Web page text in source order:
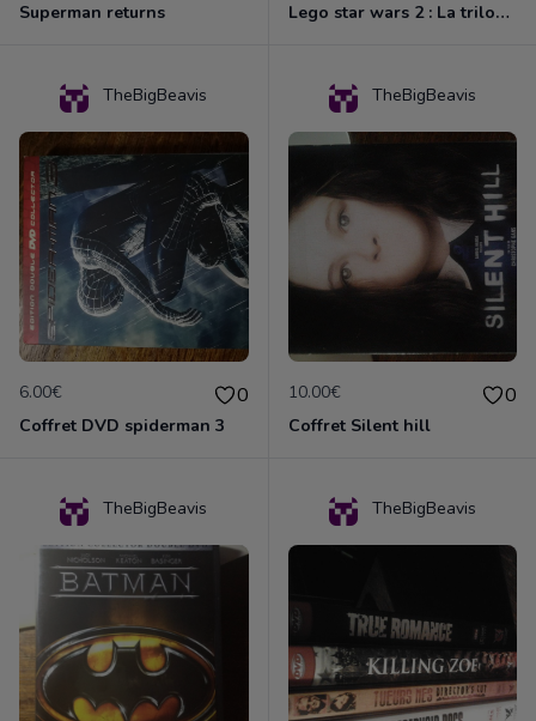
Superman returns Lego star wars 2 : La trilogie originale
TheBigBeavis
6.00€ 0
Coffret DVD spiderman 3
TheBigBeavis
10.00€ 0
Coffret Silent hill
TheBigBeavis TheBigBeavis